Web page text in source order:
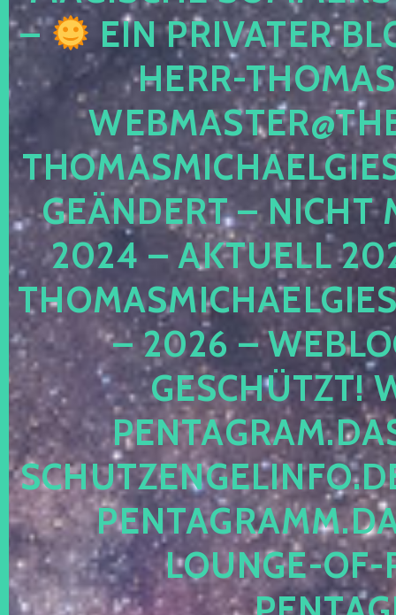
–
EIN PRIVATER
HERR-
GEÄNDERT – NICHT
2024 – AKTUELL
– 2026 –
ESCHÜTZT!
OUNGE-OF-